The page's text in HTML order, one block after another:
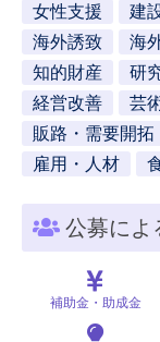
女性支援
建
海外誘致
海
知的財産
研
経営改善
芸
販路・需要開拓
雇用・人材
公募によ
補助金・助成金